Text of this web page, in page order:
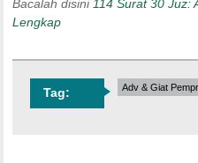
Bacalah disini 114 Surat 30 Juz:
Lengkap
Tag: Adv & Giat